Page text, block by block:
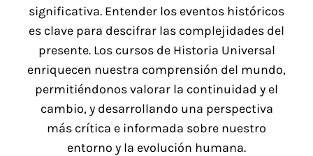
significativa. Entender los eventos históricos
es clave para descifrar las complejidades del
presente. Los cursos de Historia Universal
enriquecen nuestra comprensión del mundo,
permitiéndonos valorar la continuidad y el
cambio, y desarrollando una perspectiva
más crítica e informada sobre nuestro
entorno y la evolución humana.